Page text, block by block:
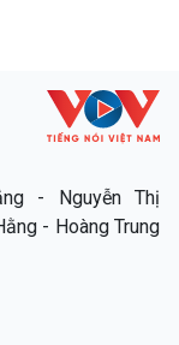
- Nguyễn Thị
- Hoàng Trung